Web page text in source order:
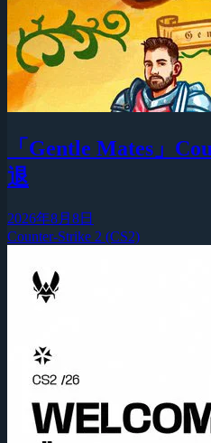
「Gentle Mates」
退
2026年8月8日
Counter-Strike 2 (CS2)